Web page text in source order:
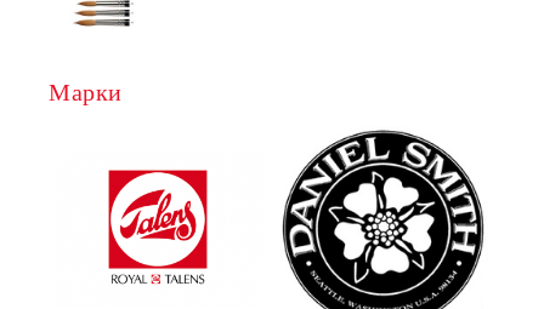
Марки